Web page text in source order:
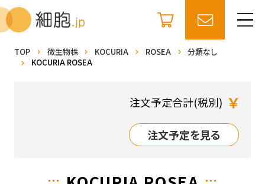
TOP 微生物株 KOCURIA ROSEA
分類なし
KOCURIA ROSEA
注文予定合計(税別) ￥
注文予定を見る